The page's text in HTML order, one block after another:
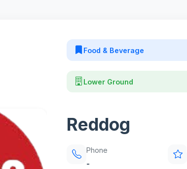
Food & Beverage
Lower Ground
Reddog
Phone
-